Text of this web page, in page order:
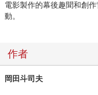
電影製作的幕後趣聞和創
動。
作者
岡田斗司夫